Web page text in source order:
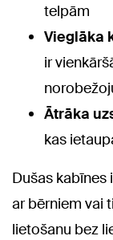
telpām
Vieglāka
ir
Ātrāka
kas
Dušas kabīnes
ar bērniem vai
lietošanu bez